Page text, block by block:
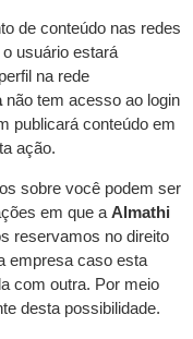
de conteúdo nas redes
usuário estará
na rede
não tem acesso ao login
publicará conteúdo em
ação.
sobre você podem ser
em que a Almathi
reservamos no direito
empresa caso esta
com outra. Por meio
desta possibilidade.